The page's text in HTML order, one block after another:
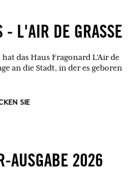
- L'AIR DE GRASSE
das Haus Fragonard L’Air de
an die Stadt, in der es geboren
SIE
AUSGABE 2026